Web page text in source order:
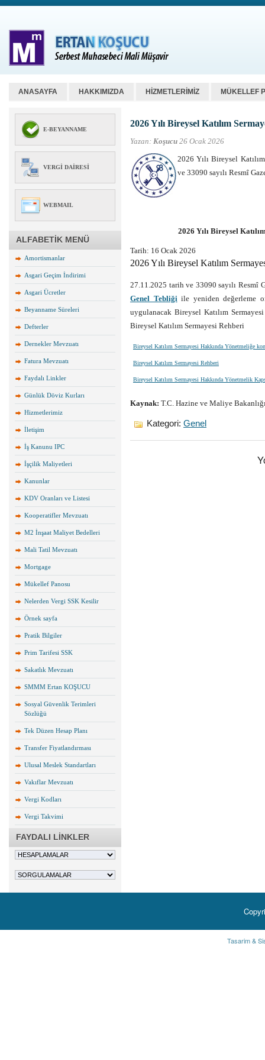
ANASAYFA HAKKIMIZDA HİZMETLERİMİZ MÜKELLEF
E-BEYANNAME
VERGI DAIRESI
WEBMAIL
ALFABETİK MENÜ
Amortismanlar
Asgari Geçim İndirimi
Asgari Ücretler
Beyanname Süreleri
Defterler
Dernekler Mevzuatı
Fatura Mevzuatı
Faydalı Linkler
Günlük Döviz Kurları
Hizmetlerimiz
İletişim
İş Kanunu IPC
İşçilik Maliyetleri
Kanunlar
KDV Oranları ve Listesi
Kooperatifler Mevzuatı
M2 İnşaat Maliyet Bedelleri
Mali Tatil Mevzuatı
Mortgage
Mükellef Panosu
Nelerden Vergi SSK Kesilir
Örnek sayfa
Pratik Bilgiler
Prim Tarifesi SSK
Sakatlık Mevzuatı
SMMM Ertan KOŞUCU
Sosyal Güvenlik Terimleri
Sözlüğü
Tek Düzen Hesap Planı
Transfer Fiyatlandırması
Ulusal Meslek Standartları
Vakıflar Mevzuatı
Vergi Kodları
Vergi Takvimi
FAYDALI LİNKLER
2026 Yılı Bireysel Katılım
Yazan: Koşucu 26 Ocak 2026
2026 Yılı Bireysel
ve 33090 sayılı Resmî
2026 Yılı Bireysel
Tarih: 16 Ocak 2026
2026 Yılı Bireysel Katılım
27.11.2025 tarih ve 33090 sayılı Resmî
Genel Tebliğiile yeniden değerleme
uygulanacak Bireysel Katılım
Bireysel Katılım Sermayesi Rehberi
Bireysel Katılım Sermayesi Hakkında Yönetmeliğe
Bireysel Katılım Sermayesi Rehberi
Bireysel Katılım Sermayesi Hakkında Yönetmelik
Kaynak: T.C. Hazine ve Maliye
Kategori: Genel
Tasarim &